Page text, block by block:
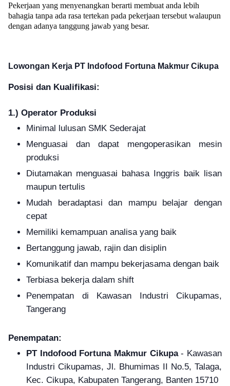
Pekerjaan yang menyenangkan berarti membuat anda lebih
bahagia tanpa ada rasa tertekan pada pekerjaan tersebut walaupun
dengan adanya tanggung jawab yang besar.
Lowongan Kerja PT Indofood Fortuna Makmur Cikupa
Posisi dan Kualifikasi:
1.) Operator Produksi
Minimal lulusan SMK Sederajat
Menguasai dan dapat mengoperasikan mesin
produksi
Diutamakan menguasai bahasa Inggris baik lisan
maupun tertulis
Mudah beradaptasi dan mampu belajar dengan
cepat
Memiliki kemampuan analisa yang baik
Bertanggung jawab, rajin dan disiplin
Komunikatif dan mampu bekerjasama dengan baik
Terbiasa bekerja dalam shift
Penempatan di Kawasan Industri Cikupamas,
Tangerang
Penempatan:
PT Indofood Fortuna Makmur Cikupa- Kawasan
Industri Cikupamas, Jl. Bhumimas II No.5, Talaga,
Kec. Cikupa, Kabupaten Tangerang, Banten 15710